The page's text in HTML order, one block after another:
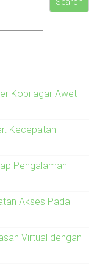
Search
Kopi agar Awet
Kecepatan
Pengalaman
Akses Pada
Virtual dengan